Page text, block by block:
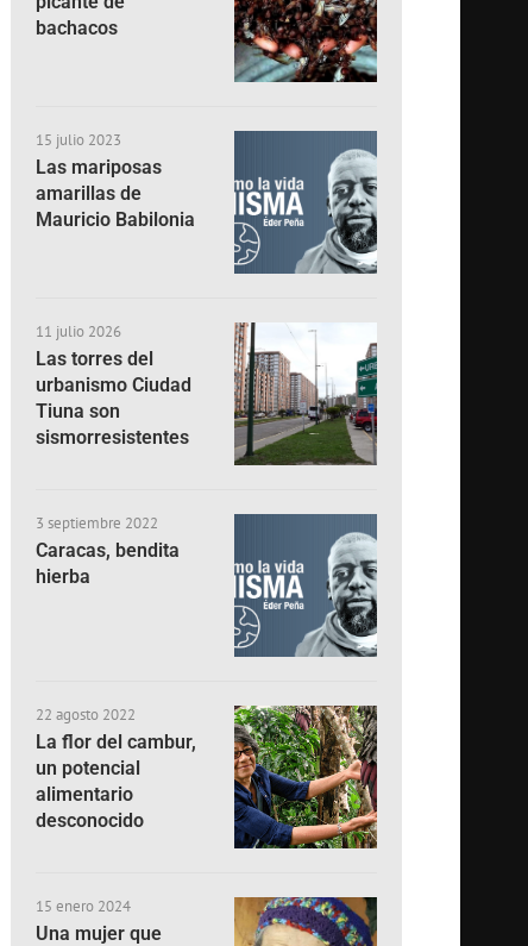
bachacos
15 julio 2023
Las mariposas
amarillas de
Mauricio Babilonia
11 julio 2026
Las torres del
urbanismo Ciudad
Tiuna son
sismorresistentes
3 septiembre 2022
Caracas, bendita
hierba
22 agosto 2022
La flor del cambur,
un potencial
alimentario
desconocido
15 enero 2024
Una mujer que